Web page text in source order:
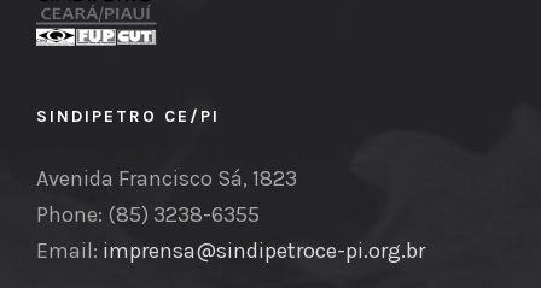
SINDIPETRO CE/PI
Avenida Francisco Sá, 1823
Phone: (85) 3238-6355
Email: imprensa@sindipetroce-pi.org.br